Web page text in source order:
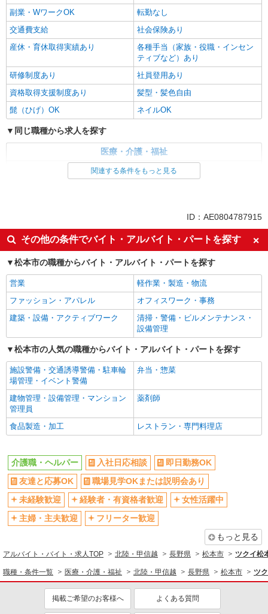
副業・WワークOK
転勤なし
交通費支給
社会保険あり
産休・育休取得実績あり
各種手当（家族・役職・インセン
ティブなど）あり
研修制度あり
社員登用あり
資格取得支援制度あり
髪型・髪色自由
髭（ひげ）OK
ネイルOK
同じ職種から求人を探す
医療・介護・福祉
副業・WワークOK
交通費支給
社会保険あり
産休・育休取得実績あり
社員登用あり
関連する条件をもっと見る
ID：AE0804787915
その他の条件でバイト・アルバイト・パートを探す
松本市の職種からバイト・アルバイト・パートを探す
営業
軽作業・製造・物流
ファッション・アパレル
オフィスワーク・事務
建築・設備・アクティブワーク
清掃・警備・ビルメンテナンス・
設備管理
松本市の人気の職種からバイト・アルバイト・パートを探す
施設警備・交通誘導警備・駐車輪
場管理・イベント警備
弁当・惣菜
建物管理・設備管理・マンション
管理員
薬剤師
食品製造・加工 レストラン・専門料理店
介護職・ヘルパー 入社日応相談
即日勤務OK
友達と応募OK
職場見学OKまたは説明会あり
未経験歓迎
経験者・有資格者歓迎
女性活躍中
主婦・主夫歓迎
フリーター歓迎
もっと見る
アルバイト・バイト・求人TOP 北陸・甲信越 長野県 松本市 ツクイ松
職種・条件一覧 医療・介護・福祉 北陸・甲信越 長野県 松本市 ツ
掲載ご希望のお客様へ よくある質問